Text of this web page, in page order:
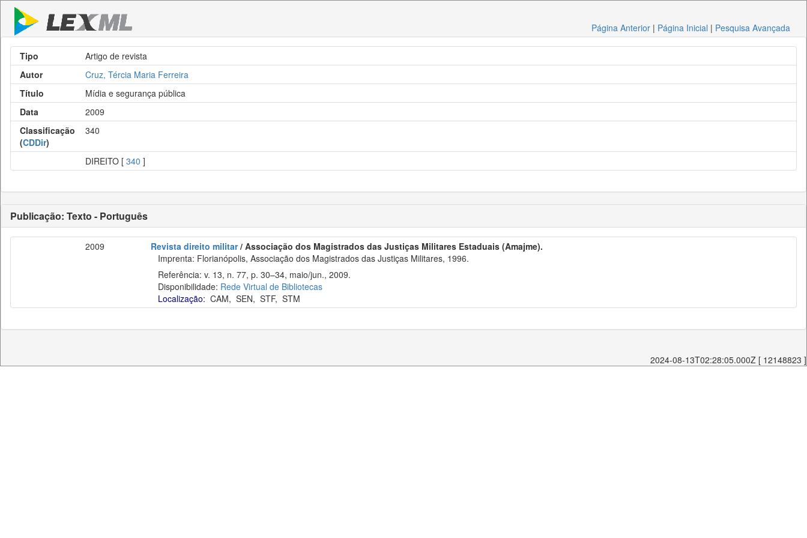
Página Anterior | Página Inicial | Pesquisa Avançada
Tipo
Artigo de revista
Autor
Cruz, Tércia Maria Ferreira
Título
Mídia e segurança pública
Data
2009
Classificação
(CDDir)
340
DIREITO [ 340 ]
Publicação: Texto - Português
2009 Revista direito militar/ Associação dos Magistrados das Justiças Militares Estaduais (Amajme).
Imprenta: Florianópolis, Associação dos Magistrados das Justiças Militares, 1996.
Referência: v. 13, n. 77, p. 30–34, maio/jun., 2009.
Disponibilidade: Rede Virtual de Bibliotecas
Localização: CAM, SEN, STF, STM
2024-08-13T02:28:05.000Z [ 12148823 ]